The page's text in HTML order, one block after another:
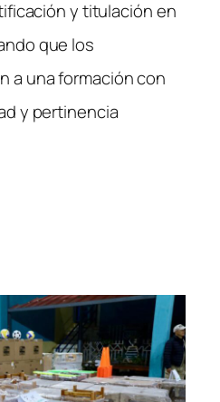
y titulación en
que los
a una formación con
y pertinencia